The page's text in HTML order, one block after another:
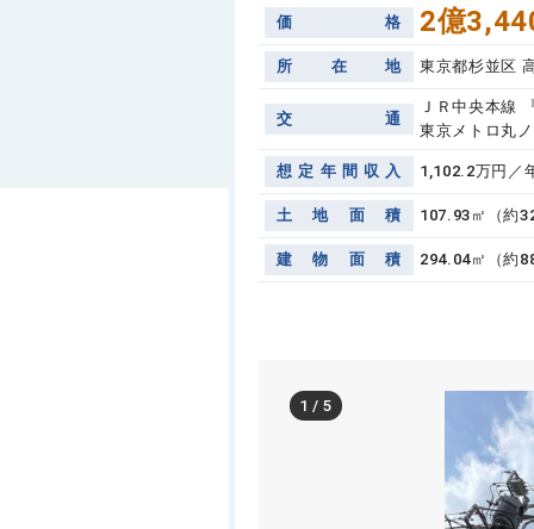
価 格 2億
所 在 地 東京都杉並区
交 通
ＪＲ中央本線
東京メトロ丸
想 定 年 間 収 入 1,102.2万円／
土 地 面 積 107.93㎡（約
建 物 面 積 294.04㎡（約
1 /5